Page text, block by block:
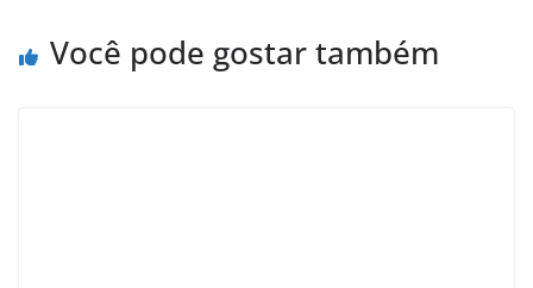
Você pode gostar também